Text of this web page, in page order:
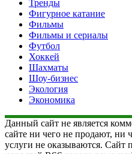
Тренды
Фигурное катание
Фильмы
Фильмы и сериалы
Футбол
Хоккей
Шахматы
Шоу-бизнес
Экология
Экономика
Данный сайт не является
сайте ни чего не продают, ни
услуги не оказываются. Сайт